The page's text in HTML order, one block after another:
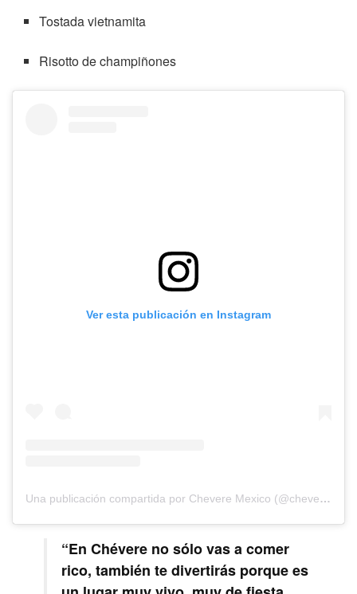
Tostada vietnamita
Risotto de champiñones
Ver esta publicación en Instagram
Una publicación compartida por Chevere Mexico (@chevere.restaurante)
“En Chévere no sólo vas a comer
rico, también te divertirás porque es